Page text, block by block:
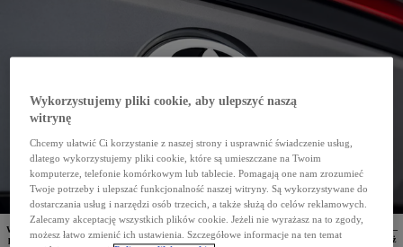
W 2023 roku Toyota Motor Corporation wyprodukowała i sprzedała ponad 11 milionów pojazdów –
pierwszy raz w historii przekraczając 10 milionów sprzedanych egzemplarzy. Koncernowi daje to już
Wykorzystujemy pliki cookie, aby ulepszyć naszą
witrynę
Chcemy ułatwić Ci korzystanie z naszej strony i usprawnić świadczenie usług,
dlatego wykorzystujemy pliki cookie, które są umieszczane na Twoim
komputerze, telefonie komórkowym lub tablecie. Pomagają one nam zrozumieć
Twoje potrzeby i ulepszać funkcjonalność naszej witryny. Są wykorzystywane do
dostarczania usług i narzędzi osób trzecich, a także służą do celów reklamowych.
Zalecamy akceptację wszystkich plików cookie. Jeżeli nie wyrażasz na to zgody,
możesz łatwo zmienić ich ustawienia. Szczegółowe informacje na ten temat